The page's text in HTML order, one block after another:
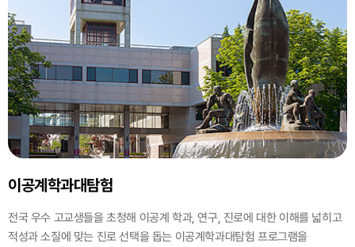
이공계학과대탐험
전국 우수 고교생들을 초청해 이공계 학과, 연구, 진로에 대한 이해를 넓히고
적성과 소질에 맞는 진로 선택을 돕는 이공계학과대탐험 프로그램을